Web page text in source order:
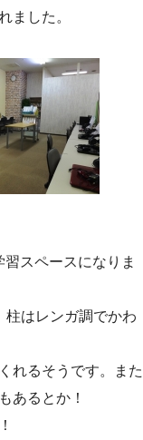
ました。
スペースになりま
はレンガ調でかわ
れるそうです。また
あるとか！